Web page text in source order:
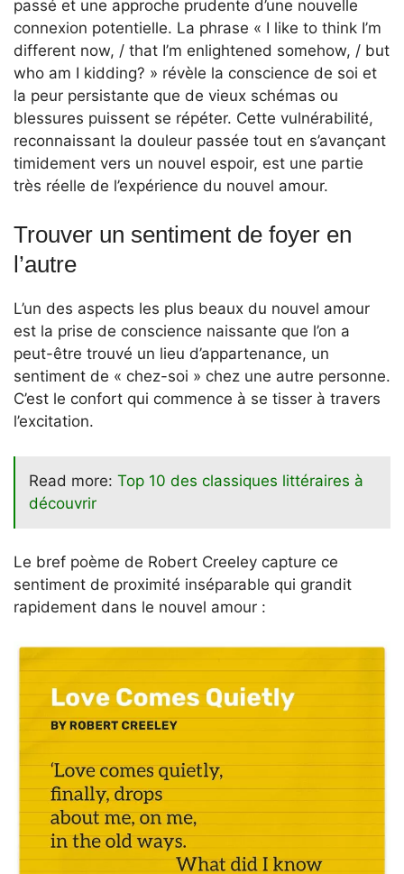
passé et une approche prudente d’une nouvelle
connexion potentielle. La phrase « I like to think I’m
different now, / that I’m enlightened somehow, / but
who am I kidding? » révèle la conscience de soi et
la peur persistante que de vieux schémas ou
blessures puissent se répéter. Cette vulnérabilité,
reconnaissant la douleur passée tout en s’avançant
timidement vers un nouvel espoir, est une partie
très réelle de l’expérience du nouvel amour.
Trouver un sentiment de foyer en
l’autre
L’un des aspects les plus beaux du nouvel amour
est la prise de conscience naissante que l’on a
peut-être trouvé un lieu d’appartenance, un
sentiment de « chez-soi » chez une autre personne.
C’est le confort qui commence à se tisser à travers
l’excitation.
Read more: Top 10 des classiques littéraires à
découvrir
Le bref poème de Robert Creeley capture ce
sentiment de proximité inséparable qui grandit
rapidement dans le nouvel amour :